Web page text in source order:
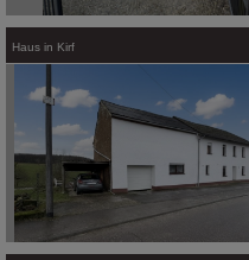
Haus in Kirf